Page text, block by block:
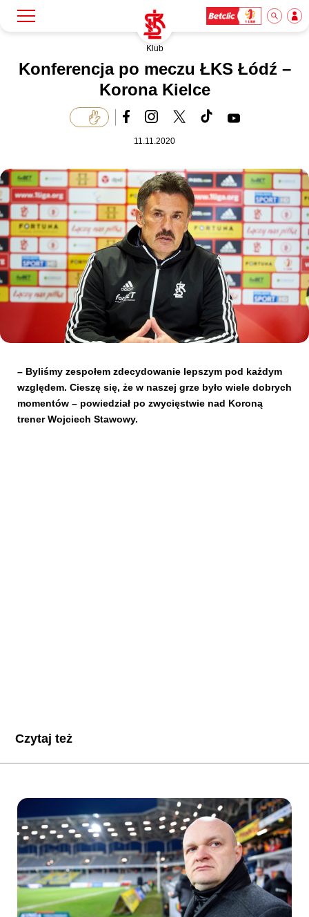
Klub
Akademia
Biznes
Dla mediów
Kibice
Klub
Konferencja po meczu ŁKS Łódź –
Korona Kielce
11.11.2020
– Byliśmy zespołem zdecydowanie lepszym pod każdym
względem. Cieszę się, że w naszej grze było wiele dobrych
momentów – powiedział po zwycięstwie nad Koroną
trener Wojciech Stawowy.
Czytaj też